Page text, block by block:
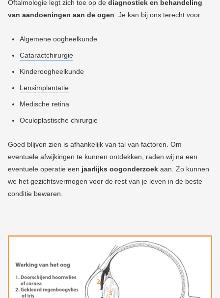
Oftalmologie legt zich toe op de diagnostiek en behandeling
van aandoeningen aan de ogen . Je kan bij ons terecht voor:
Algemene oogheelkunde
Cataractchirurgie
Kinderoogheelkunde
Lensimplantatie
Medische retina
Oculoplastische chirurgie
Goed blijven zien is afhankelijk van tal van factoren. Om
eventuele afwijkingen te kunnen ontdekken, raden wij na een
eventuele operatie een jaarlijks oogonderzoek aan. Zo kunnen
we het gezichtsvermogen voor de rest van je leven in de beste
conditie bewaren.